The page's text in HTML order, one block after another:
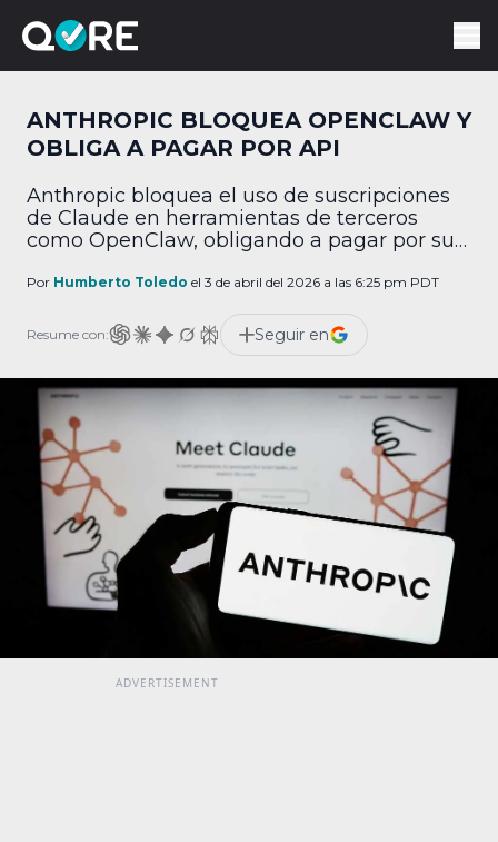
ANTHROPIC BLOQUEA OPENCLAW Y
OBLIGA A PAGAR POR API
Anthropic bloquea el uso de suscripciones
de Claude en herramientas de terceros
como OpenClaw, obligando a pagar por su
Por Humberto Toledo el 3 de abril del 2026 a las 6:25 pm PDT
Resume con: Seguir en